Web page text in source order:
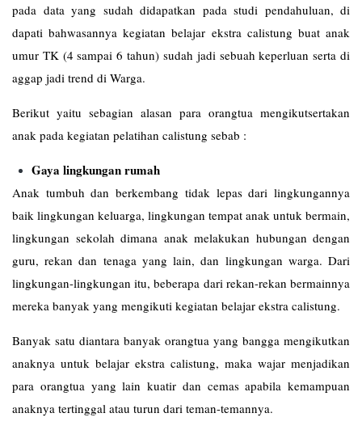
pada data yang sudah didapatkan pada studi pendahuluan, di
dapati bahwasannya kegiatan belajar ekstra calistung buat anak
umur TK (4 sampai 6 tahun) sudah jadi sebuah keperluan serta di
aggap jadi trend di Warga.
Berikut yaitu sebagian alasan para orangtua mengikutsertakan
anak pada kegiatan pelatihan calistung sebab :
Gaya lingkungan rumah
Anak tumbuh dan berkembang tidak lepas dari lingkungannya
baik lingkungan keluarga, lingkungan tempat anak untuk bermain,
lingkungan sekolah dimana anak melakukan hubungan dengan
guru, rekan dan tenaga yang lain, dan lingkungan warga. Dari
lingkungan-lingkungan itu, beberapa dari rekan-rekan bermainnya
mereka banyak yang mengikuti kegiatan belajar ekstra calistung.
Banyak satu diantara banyak orangtua yang bangga mengikutkan
anaknya untuk belajar ekstra calistung, maka wajar menjadikan
para orangtua yang lain kuatir dan cemas apabila kemampuan
anaknya tertinggal atau turun dari teman-temannya.